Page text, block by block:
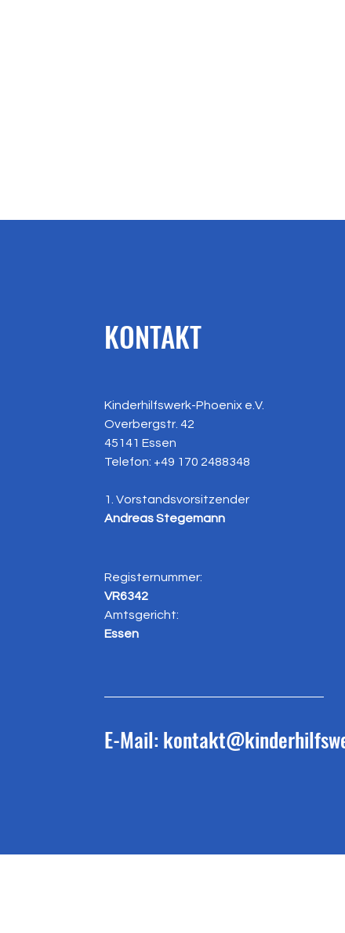
KONTAKT
Kinderhilfswerk-Phoenix e.V.
Overbergstr. 42
45141 Essen
Telefon: +49 170 2488348
1. Vorstandsvorsitzender
Andreas Stegemann
Registernummer:
VR6342
Amtsgericht:
Essen
E-Mail: